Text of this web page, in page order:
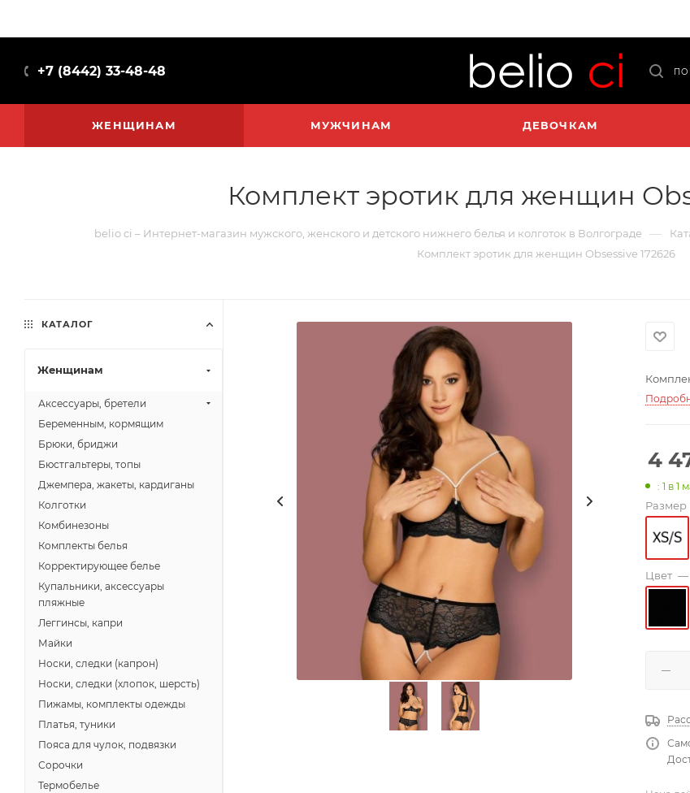
+7 (8442) 33-48-48
ЖЕНЩИНАМ МУЖЧИНАМ ДЕВОЧКАМ
Комплект эротик для женщин
belio ci – Интернет-магазин мужского, женского и детского нижнего белья и колготок в Волгограде —
Комплект эротик для женщин Obsessive 172626
4
: 1 в 1
Размер
Цвет —
КАТАЛОГ
Женщинам
Аксессуары, бретели
Беременным, кормящим
Брюки, бриджи
Бюстгальтеры, топы
Джемпера, жакеты, кардиганы
Колготки
Комбинезоны
Комплекты белья
Корректирующее белье
Купальники, аксессуары
пляжные
Леггинсы, капри
Майки
Носки, следки (капрон)
Носки, следки (хлопок, шерсть)
Пижамы, комплекты одежды
Платья, туники
Пояса для чулок, подвязки
Сорочки
Термобелье